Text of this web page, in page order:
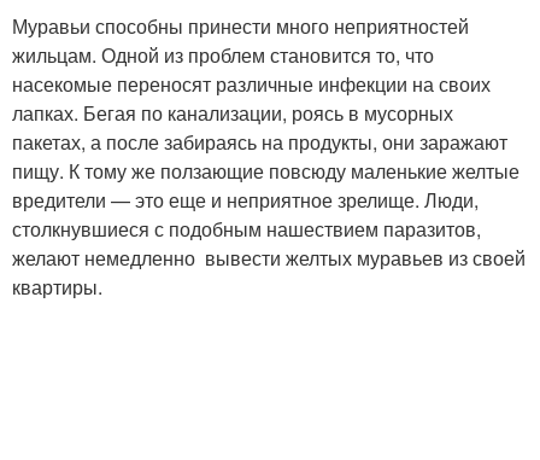
Муравьи способны принести много неприятностей
жильцам. Одной из проблем становится то, что
насекомые переносят различные инфекции на своих
лапках. Бегая по канализации, роясь в мусорных
пакетах, а после забираясь на продукты, они заражают
пищу. К тому же ползающие повсюду маленькие желтые
вредители — это еще и неприятное зрелище. Люди,
столкнувшиеся с подобным нашествием паразитов,
желают немедленно вывести желтых муравьев из своей
квартиры.